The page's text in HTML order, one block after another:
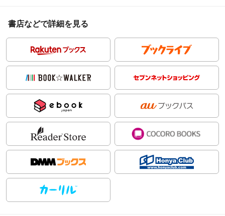
書店などで詳細を見る